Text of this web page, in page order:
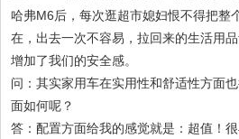
哈弗M6后，每次逛超市媳妇恨不得把整
在，出去一次不容易，拉回来的生活用
增加了我们的安全感。
问：其实家用车在实用性和舒适性方面
面如何呢？
答：配置方面给我的感觉就是：超值！